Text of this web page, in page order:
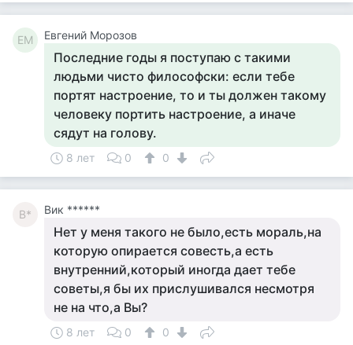
ЕМ Евгений Морозов
Последние годы я поступаю с такими
людьми чисто философски: если тебе
портят настроение, то и ты должен такому
человеку портить настроение, а иначе
сядут на голову.
8 лет 0 0
В* Вик ******
Нет у меня такого не было,есть мораль,на
которую опирается совесть,а есть
внутренний,который иногда дает тебе
советы,я бы их прислушивался несмотря
не на что,а Вы?
8 лет 0 0